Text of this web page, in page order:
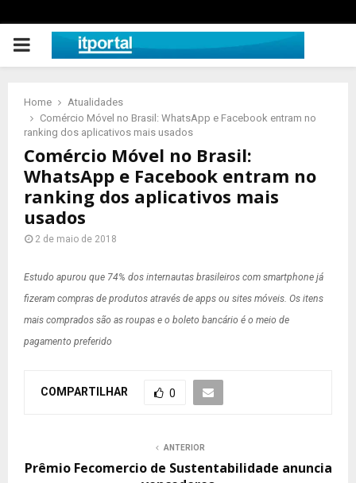
PRIMARY
Home
Atualidades
Comércio Móvel no Brasil: WhatsApp e Facebook entram no
ranking dos aplicativos mais usados
Comércio Móvel no Brasil:
WhatsApp e Facebook entram no
ranking dos aplicativos mais
usados
2 de maio de 2018
Estudo apurou que 74% dos internautas brasileiros com smartphone já
fizeram compras de produtos através de apps ou sites móveis. Os itens
mais comprados são as roupas e o boleto bancário é o meio de
pagamento preferido
COMPARTILHAR 0
ANTERIOR
Prêmio Fecomercio de Sustentabilidade anuncia